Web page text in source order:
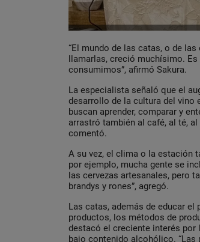
“El mundo de las catas, o de
llamarlas, creció muchísimo.
consumimos”, afirmó Sakura.
La especialista señaló que el
desarrollo de la cultura del vino
buscan aprender, comparar y
arrastró también al café, al té,
comentó.
A su vez, el clima o la estación
por ejemplo, mucha gente se
las cervezas artesanales, pero
brandys y rones”, agregó.
Las catas, además de educar el
productos, los métodos de
destacó el creciente interés por
bajo contenido alcohólico.